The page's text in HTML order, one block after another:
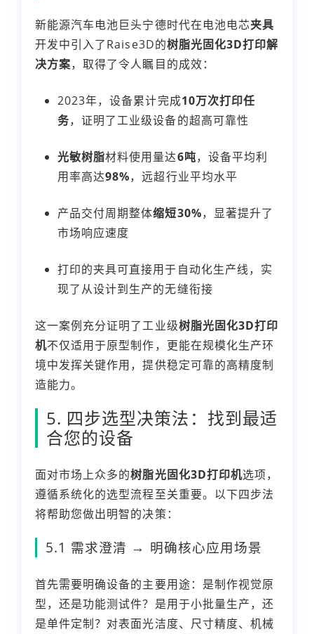
新能源汽车电池巨头宁德时代在电池电芯夹具
开发中引入了Raise3D的树脂光固化3D打印解
决方案，取得了令人瞩目的成效：
2023年，设备累计完成10万次打印任
务，证明了工业级设备的超高可靠性
光敏树脂材料使用量达6吨，设备平均利
用率高达98%，远超行业平均水平
产品交付周期整体缩短30%，显著提升了
市场响应速度
打印的夹具可直接用于自动化生产线，实
现了从设计到生产的无缝衔接
这一案例充分证明了工业级树脂光固化3D打印
机不仅适用于原型制作，更能在规模化生产环
境中发挥关键作用，提供稳定可靠的高精度制
造能力。
5. 四步选型决策法：找到最适
合您的设备
面对市场上众多的树脂光固化3D打印机选项，
遵循系统化的选型流程至关重要。以下四步法
将帮助您做出明智的决策：
5.1 需求澄清 → 明确核心应用场景
首先需要明确设备的主要用途：是制作视觉原
型，还是功能测试件？是用于小批量生产，还
是单件定制？对表面光洁度、尺寸精度、机械